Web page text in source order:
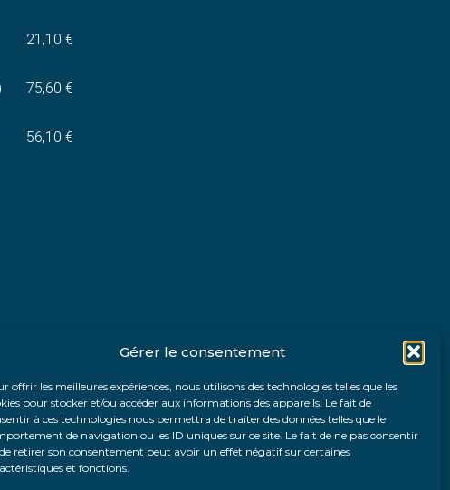
Gérer le consentement
offrir les meilleures expériences, nous utilisons des technologies telles que les
pour stocker et/ou accéder aux informations des appareils. Le fait de
à ces technologies nous permettra de traiter des données telles que le
de navigation ou les ID uniques sur ce site. Le fait de ne pas consentir
retirer son consentement peut avoir un effet négatif sur certaines
et fonctions.
21,10 €
75,60 €
56,10 €